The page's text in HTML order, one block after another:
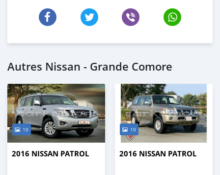
Autres Nissan - Grande Comore
10
2016 NISSAN PATROL
10
2016 NISSAN PATROL